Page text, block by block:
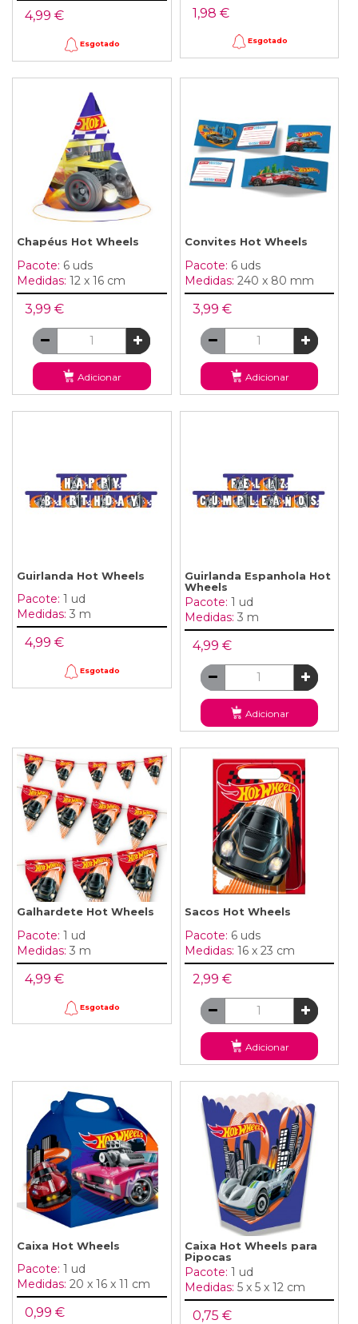
4,99 €
Esgotado
1,98 €
Esgotado
Chapéus Hot Wheels
Pacote: 6 uds
Medidas: 12 x 16 cm
3,99 €
Adicionar
Convites Hot Wheels
Pacote: 6 uds
Medidas: 240 x 80 mm
3,99 €
Adicionar
Guirlanda Hot Wheels
Pacote: 1 ud
Medidas: 3 m
4,99 €
Esgotado
Guirlanda Espanhola Hot
Wheels
Pacote: 1 ud
Medidas: 3 m
4,99 €
Adicionar
Galhardete Hot Wheels
Pacote: 1 ud
Medidas: 3 m
4,99 €
Esgotado
Sacos Hot Wheels
Pacote: 6 uds
Medidas: 16 x 23 cm
2,99 €
Adicionar
Caixa Hot Wheels
Pacote: 1 ud
Medidas: 20 x 16 x 11 cm
0,99 €
Caixa Hot Wheels para
Pipocas
Pacote: 1 ud
Medidas: 5 x 5 x 12 cm
0,75 €